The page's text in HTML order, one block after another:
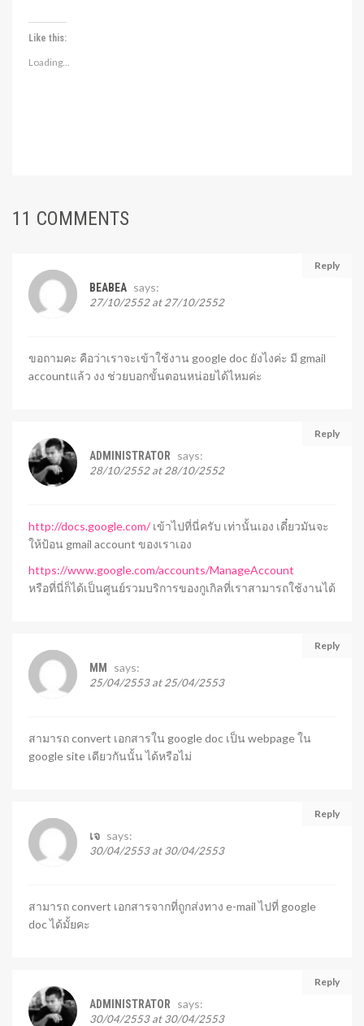
Like this:
Loading...
11 COMMENTS
Reply
BEABEA says:
27/10/2552 at 27/10/2552
ขอถามคะ คือว่าเราจะเข้าใช้งาน google doc ยังไงค่ะ มี gmail
accountแล้ว งง ช่วยบอกขั้นตอนหน่อยได้ไหมค่ะ
Reply
ADMINISTRATOR says:
28/10/2552 at 28/10/2552
http://docs.google.com/ เข้าไปที่นี่ครับ เท่านั้นเอง เดี๋ยวมันจะ
ให้ป้อน gmail account ของเราเอง
https://www.google.com/accounts/ManageAccount
หรือที่นี่ก็ได้เป็นศูนย์รวมบริการของกูเกิลที่เราสามารถใช้งานได้
Reply
MM says:
25/04/2553 at 25/04/2553
สามารถ convert เอกสารใน google doc เป็น webpage ใน
google site เดียวกันนั้น ได้หรือไม่
Reply
เจ says:
30/04/2553 at 30/04/2553
สามารถ convert เอกสารจากที่ถูกส่งทาง e-mail ไปที่ google
doc ได้มั้ยคะ
Reply
ADMINISTRATOR says:
30/04/2553 at 30/04/2553